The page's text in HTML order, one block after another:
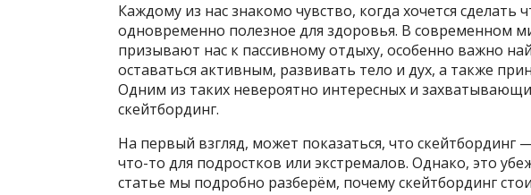
Каждому из нас знакомо чувство, когда хочется сделать
одновременно полезное для здоровья. В современном
призывают нас к пассивному отдыху, особенно важно
оставаться активным, развивать тело и дух, а также
Одним из таких невероятно интересных и
скейтбординг.
На первый взгляд, может показаться, что скейтбординг
что-то для подростков или экстремалов. Однако, это
статье мы подробно разберём, почему скейтбординг